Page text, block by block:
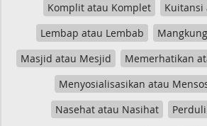
Komplit atau Komplet
Kuitansi
Lembap atau Lembab
Masjid atau Mesjid
Memerhatikan
Menyosialisasikan atau
Nasehat atau Nasihat